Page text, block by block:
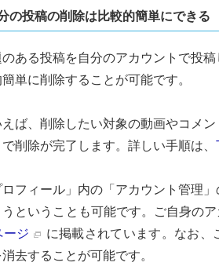
の投稿の削除は比較的簡単にできる
のある投稿を自分のアカウントで投
単に削除することが可能です。
ば、削除したい対象の動画やコメ
削除が完了します。詳しい手順は、
ロフィール」内の「アカウント管理
うということも可能です。ご自身の
ージ
に掲載されています。なお、
去することが可能です。